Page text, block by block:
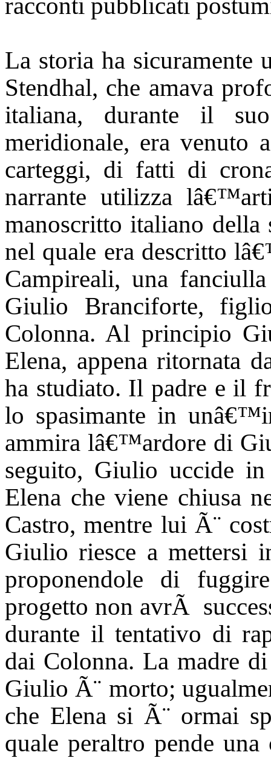
racconti pubblicati
La storia ha sicuramente
Stendhal, che amava
italiana, durante il
meridionale, era venuto
carteggi, di fatti di
narrante utilizza
manoscritto italiano
nel quale era descritto
Campireali, una
Giulio Branciforte,
Colonna. Al principio
Elena, appena ritornata
ha studiato. Il padre e il
lo spasimante in
ammira lâ€™ardore di
seguito, Giulio uccide
Elena che viene chiusa
Castro, mentre lui Ã¨
Giulio riesce a mettersi
proponendole di
progetto non avrÃ
durante il tentativo di
dai Colonna. La madre
Giulio Ã¨ morto;
che Elena si Ã¨ ormai
quale peraltro pende